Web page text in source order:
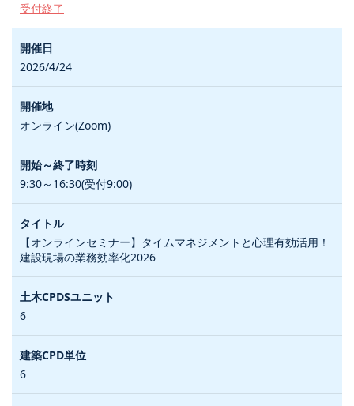
受付終了
2026/4/24
オンライン(Zoom)
9:30～16:30(受付9:00)
【オンラインセミナー】タイムマネジメントと心理有効活用！
建設現場の業務効率化2026
6
6